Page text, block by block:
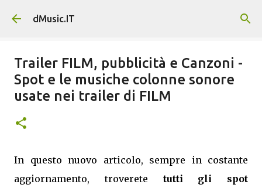
Passa ai contenuti principali
dMusic.IT
Trailer FILM, pubblicità e Canzoni -
Spot e le musiche colonne sonore
usate nei trailer di FILM
In questo nuovo articolo, sempre in costante
aggiornamento, troverete tutti gli spot